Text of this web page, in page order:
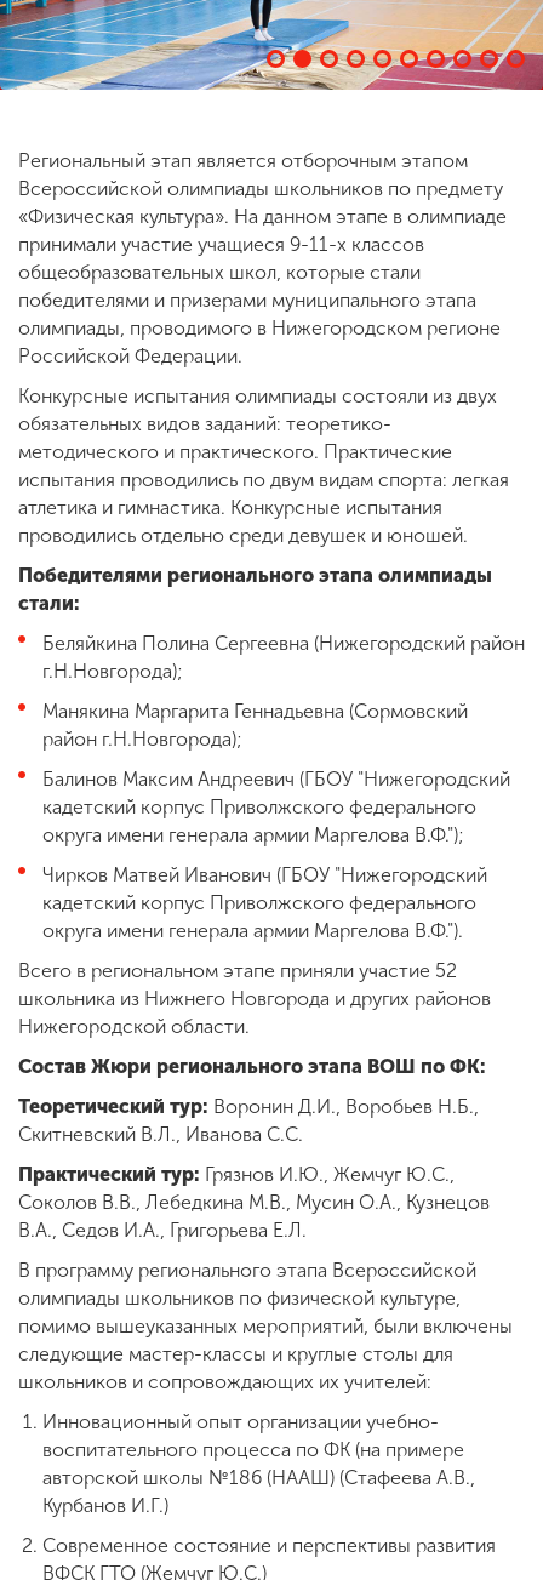
ENG SPN CHI
Приемная
комиссия
+7 (831) 262-26-20
Региональный этап является отборочным этапом
Всероссийской олимпиады школьников по предмету
«Физическая культура». На данном этапе в олимпиаде
принимали участие учащиеся 9-11-х классов
общеобразовательных школ, которые стали
победителями и призерами муниципального этапа
олимпиады, проводимого в Нижегородском регионе
Российской Федерации.
Конкурсные испытания олимпиады состояли из двух
обязательных видов заданий: теоретико-
методического и практического. Практические
испытания проводились по двум видам спорта: легкая
атлетика и гимнастика. Конкурсные испытания
проводились отдельно среди девушек и юношей.
Победителями регионального этапа олимпиады
стали:
Беляйкина Полина Сергеевна (Нижегородский район
г.Н.Новгорода);
Манякина Маргарита Геннадьевна (Сормовский
район г.Н.Новгорода);
Балинов Максим Андреевич (ГБОУ "Нижегородский
кадетский корпус Приволжского федерального
округа имени генерала армии Маргелова В.Ф.");
Чирков Матвей Иванович (ГБОУ "Нижегородский
кадетский корпус Приволжского федерального
округа имени генерала армии Маргелова В.Ф.").
Всего в региональном этапе приняли участие 52
школьника из Нижнего Новгорода и других районов
Нижегородской области.
Состав Жюри регионального этапа ВОШ по ФК:
Теоретический тур: Воронин Д.И., Воробьев Н.Б.,
Скитневский В.Л., Иванова С.С.
Практический тур: Грязнов И.Ю., Жемчуг Ю.С.,
Соколов В.В., Лебедкина М.В., Мусин О.А., Кузнецов
В.А., Седов И.А., Григорьева Е.Л.
В программу регионального этапа Всероссийской
олимпиады школьников по физической культуре,
помимо вышеуказанных мероприятий, были включены
следующие мастер-классы и круглые столы для
школьников и сопровождающих их учителей:
Инновационный опыт организации учебно-
воспитательного процесса по ФК (на примере
авторской школы №186 (НААШ) (Стафеева А.В.,
Курбанов И.Г.)
Современное состояние и перспективы развития
ВФСК ГТО (Жемчуг Ю.С.)